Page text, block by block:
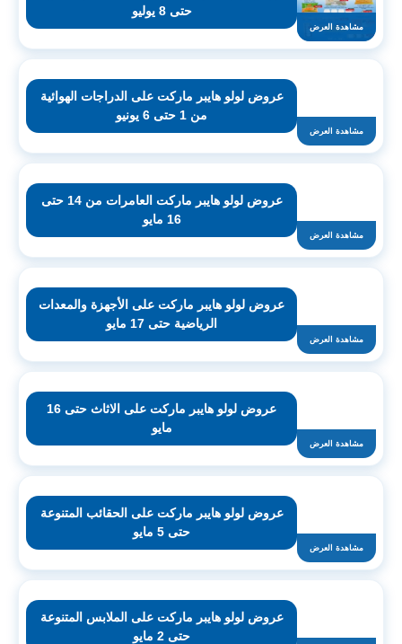
مشاهدة العرض
حتى 8 يوليو
مشاهدة العرض
عروض لولو هايبر ماركت على الدراجات الهوائية
من 1 حتى 6 يونيو
مشاهدة العرض
عروض لولو هايبر ماركت العامرات من 14 حتى
16 مايو
مشاهدة العرض
عروض لولو هايبر ماركت على الأجهزة والمعدات
الرياضية حتى 17 مايو
مشاهدة العرض
عروض لولو هايبر ماركت على الاثاث حتى 16
مايو
مشاهدة العرض
عروض لولو هايبر ماركت على الحقائب المتنوعة
حتى 5 مايو
عروض لولو هايبر ماركت على الملابس المتنوعة
حتى 2 مايو